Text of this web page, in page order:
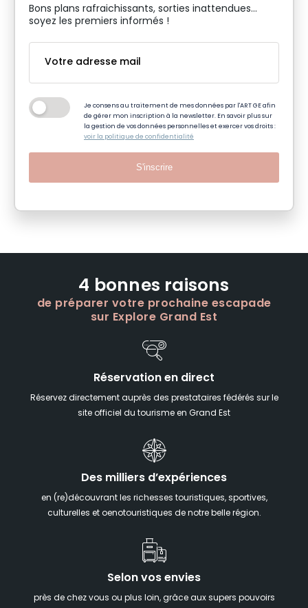
Bons plans rafraichissants, sorties inattendues…
soyez les premiers informés !
Je consens au traitement de mes données par l'ART GE afin
de gérer mon inscription à la newsletter. En savoir plus sur
la gestion de vos données personnelles et exercer vos droits :
voir la politique de confidentialité
S'inscrire
4 bonnes raisons
de préparer votre prochaine escapade
sur Explore Grand Est
Réservation en direct
Réservez directement auprès des prestataires fédérés sur le
site officiel du tourisme en Grand Est
Des milliers d’expériences
en (re)découvrant les richesses touristiques, sportives,
culturelles et oenotouristiques de notre belle région.
Selon vos envies
près de chez vous ou plus loin, grâce aux supers pouvoirs